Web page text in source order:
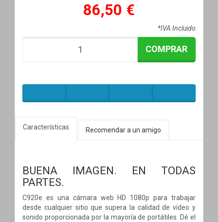
86,50 €
*IVA Incluido
COMPRAR
Características Recomendar a un amigo
BUENA IMAGEN. EN TODAS
PARTES.
C920e es una cámara web HD 1080p para trabajar
desde cualquier sitio que supera la calidad de vídeo y
sonido proporcionada por la mayoría de portátiles. Dé el